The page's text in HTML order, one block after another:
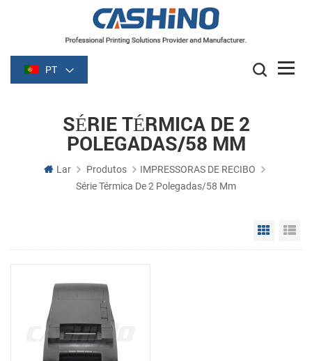
PT
SÉRIE TÉRMICA DE 2
POLEGADAS/58 MM
Lar Produtos
IMPRESSORAS DE RECIBO
Série Térmica De 2 Polegadas/58 Mm
Grid